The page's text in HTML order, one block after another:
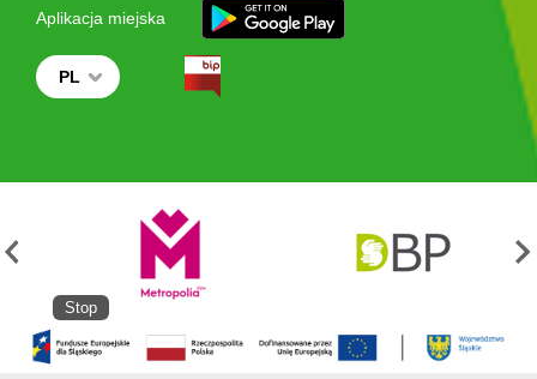
Aplikacja miejska
PL
Stop